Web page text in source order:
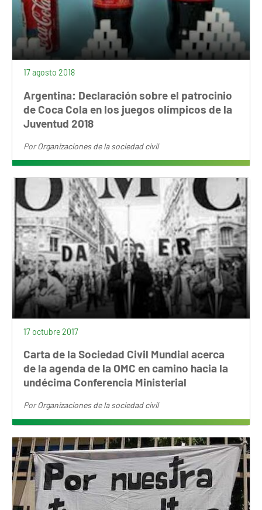
17 agosto 2018
Argentina: Declaración sobre el patrocinio
de Coca Cola en los juegos olímpicos de la
Juventud 2018
PorOrganizaciones de la sociedad civil
17 octubre 2017
Carta de la Sociedad Civil Mundial acerca
de la agenda de la OMC en camino hacia la
undécima Conferencia Ministerial
PorOrganizaciones de la sociedad civil